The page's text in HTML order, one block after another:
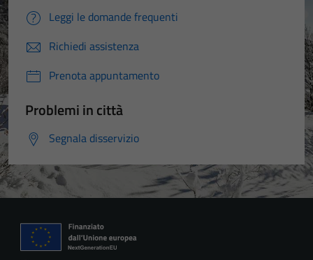
Leggi le domande frequenti
Richiedi assistenza
Prenota appuntamento
Problemi in città
Segnala disservizio